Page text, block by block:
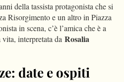
della tassista protagonista che si
Risorgimento e un altro in Piazza
in scena, c’è l’amica che è a
interpretata da Rosalia
date e ospiti